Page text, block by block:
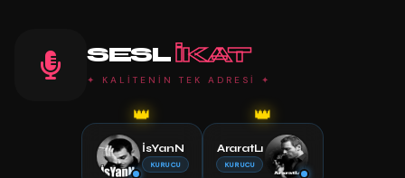
SESL IKAT
✦ KALİTENİN TEK ADRESİ ✦
👑
İsYanN
KURUCU
👑
AraratLı
KURUCU